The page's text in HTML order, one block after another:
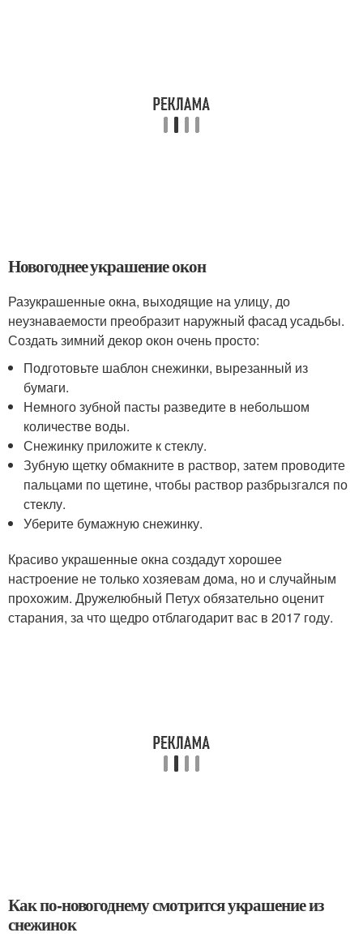
Новогоднее украшение окон
Разукрашенные окна, выходящие на улицу, до
неузнаваемости преобразит наружный фасад усадьбы.
Создать зимний декор окон очень просто:
Подготовьте шаблон снежинки, вырезанный из
бумаги.
Немного зубной пасты разведите в небольшом
количестве воды.
Снежинку приложите к стеклу.
Зубную щетку обмакните в раствор, затем проводите
пальцами по щетине, чтобы раствор разбрызгался по
стеклу.
Уберите бумажную снежинку.
Красиво украшенные окна создадут хорошее
настроение не только хозяевам дома, но и случайным
прохожим. Дружелюбный Петух обязательно оценит
старания, за что щедро отблагодарит вас в 2017 году.
Как по-новогоднему смотрится украшение из
снежинок